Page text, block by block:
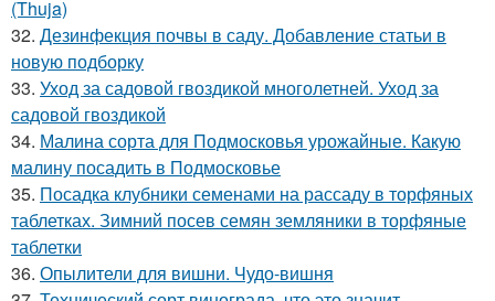
(Thuja)
32. Дезинфекция почвы в саду. Добавление статьи в
новую подборку
33. Уход за садовой гвоздикой многолетней. Уход за
садовой гвоздикой
34. Малина сорта для Подмосковья урожайные. Какую
малину посадить в Подмосковье
35. Посадка клубники семенами на рассаду в торфяных
таблетках. Зимний посев семян земляники в торфяные
таблетки
36. Опылители для вишни. Чудо-вишня